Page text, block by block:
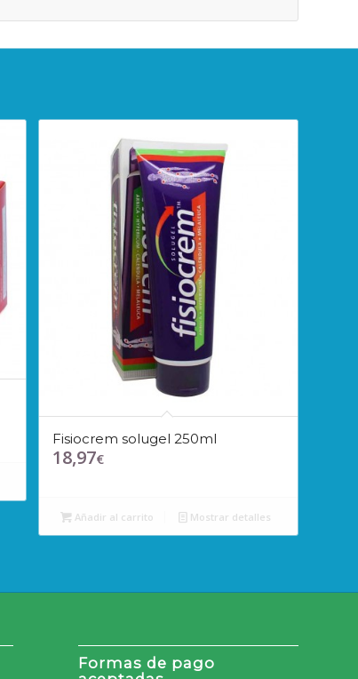
Fisiocrem solugel 250ml
18,97€
Añadir al carrito Mostrar detalles
Formas de pago